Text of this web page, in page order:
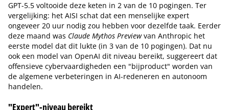
GPT-5.5 voltooide deze keten in 2 van de 10 pogingen. Ter
vergelijking: het AISI schat dat een menselijke expert
ongeveer 20 uur nodig zou hebben voor dezelfde taak. Eerder
deze maand was Claude Mythos Previewvan Anthropic het
eerste model dat dit lukte (in 3 van de 10 pogingen). Dat nu
ook een model van OpenAI dit niveau bereikt, suggereert dat
offensieve cybervaardigheden een "bijproduct" worden van
de algemene verbeteringen in AI-redeneren en autonoom
handelen.
"Expert"-niveau bereikt